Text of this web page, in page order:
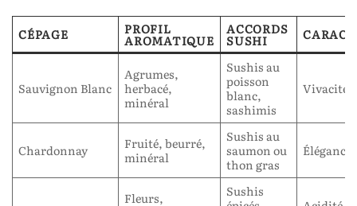
CÉPAGE PROFIL
AROMATIQUE
ACCORDS
SUSHI
Sauvignon Blanc
Agrumes,
herbacé,
minéral
Sushis au
poisson
blanc,
sashimis
Vivacité
Chardonnay
Fruité, beurré,
minéral
Sushis au
saumon ou
thon gras
Fleurs,
Sushis